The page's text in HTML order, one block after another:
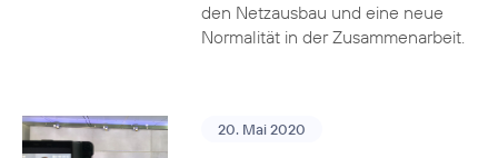
den Netzausbau und eine neue
Normalität in der Zusammenarbeit.
20. Mai 2020